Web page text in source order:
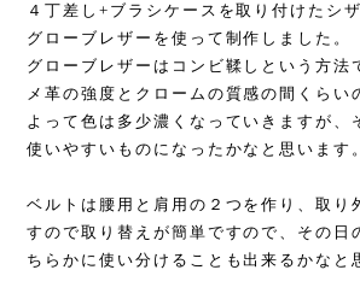
４丁差し+ブラシケースを取り付けたシ
グローブレザーを使って制作しました。
グローブレザーはコンビ鞣しという方法
メ革の強度とクロームの質感の間くらい
よって色は多少濃くなっていきますが、
使いやすいものになったかなと思います。
ベルトは腰用と肩用の２つを作り、取り
すので取り替えが簡単ですので、その日
ちらかに使い分けることも出来るかなと